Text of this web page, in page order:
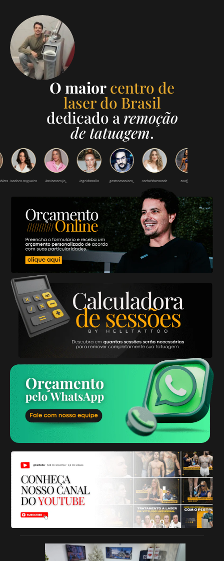
O maior centro de
laser do Brasil
dedicado a remoção
de tatuagem.
isadora.nogueira karinecarrijo_ ingridanalla gastromaniaco_ rachelsherazade zoofficial